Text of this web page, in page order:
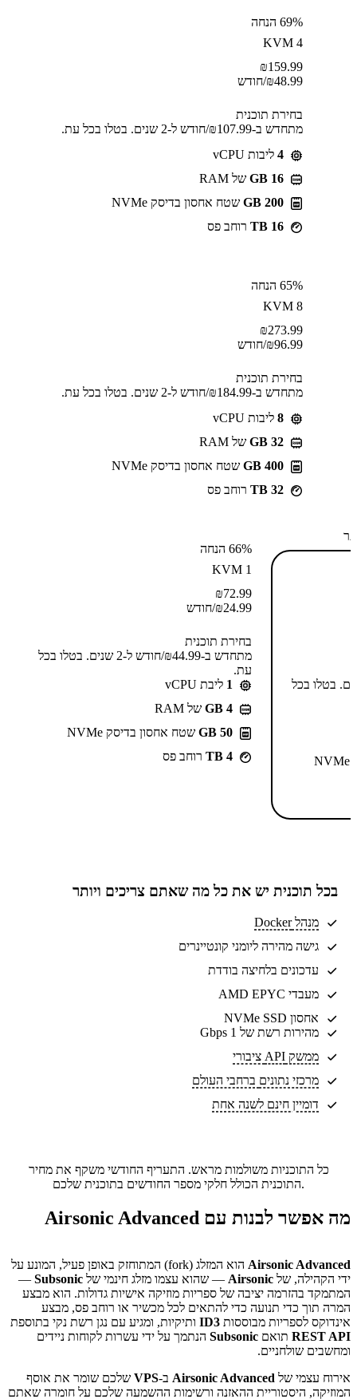
69% הנחה
KVM 4
159.99
₪
48.99
₪/חודש
בחירת תוכנית
מתחדש ב-⁦107.99⁩₪/חודש ל-2 שנים. בטלו בכל עת.
4 ליבות vCPU
GB 16 של RAM
200 GB
שטח אחסון בדיסק NVMe
16 TB
רוחב פס
65% הנחה
KVM 8
273.99
₪
96.99
₪/חודש
בחירת תוכנית
מתחדש ב-⁦184.99⁩₪/חודש ל-2 שנים. בטלו בכל עת.
8 ליבות vCPU
GB 32 של RAM
400 GB
שטח אחסון בדיסק NVMe
32 TB
רוחב פס
66% הנחה
KVM 1
72.99
₪
24.99
₪/חודש
בחירת תוכנית
מתחדש ב-⁦44.99⁩₪/חודש ל-2 שנים. בטלו בכל
עת.
1 ליבת vCPU
GB 4 של RAM
50 GB
שטח אחסון בדיסק NVMe
4 TB
רוחב פס
⁦55.99⁩₪/חודש ל-2 שנים. בטלו בכל
בכל תוכנית יש את כל מה שאתם צריכים ויותר
מנהל Docker
גישה מהירה ליומני קונטיינרים
עדכונים בלחיצה בודדת
מעבדי AMD EPYC
אחסון NVMe SSD
מהירות רשת של 1 Gbps
ממשק API ציבורי
מרכזי נתונים ברחבי העולם
דומיין חינם לשנה אחת
כל התוכניות משולמות מראש. התעריף החודשי משקף את מחיר
התוכנית הכולל חלקי מספר החודשים בתוכנית שלכם.
מה אפשר לבנות עם Airsonic Advanced
Airsonic Advanced
הוא המזלג (fork) המתוחזק באופן פעיל, המונע על
ידי הקהילה, של Airsonic — שהוא עצמו מזלג חינמי של Subsonic
—
המתמקד בהזרמה יציבה של ספריות מוזיקה אישיות גדולות. הוא מבצע
המרה תוך כדי תנועה כדי להתאים לכל מכשיר או רוחב פס, מבצע
אינדוקס לספריות מבוססות ID3 ותיקיות, ומגיע עם נגן רשת נקי בתוספת
REST API תואם Subsonic הנתמך על ידי עשרות לקוחות ניידים
ומחשבים שולחניים.
אירוח עצמי של Airsonic Advanced ב-VPS שלכם שומר את אוסף
המוזיקה, היסטוריית ההאזנה ורשימות ההשמעה שלכם על חומרה שאתם